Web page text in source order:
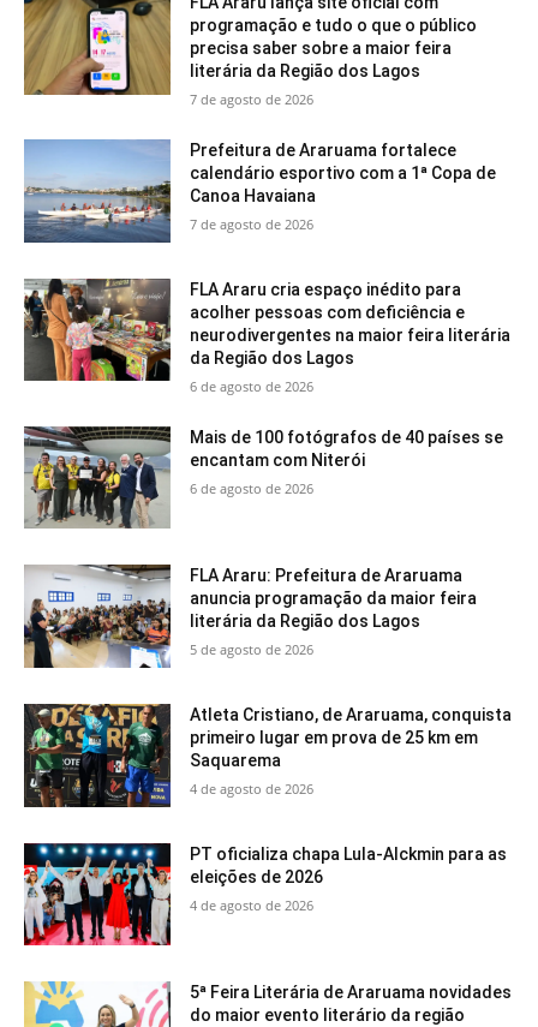
programação e tudo o que o público
precisa saber sobre a maior feira
literária da Região dos Lagos
7 de agosto de 2026
Prefeitura de Araruama fortalece
calendário esportivo com a 1ª Copa de
Canoa Havaiana
7 de agosto de 2026
FLA Araru cria espaço inédito para
acolher pessoas com deficiência e
neurodivergentes na maior feira literária
da Região dos Lagos
6 de agosto de 2026
Mais de 100 fotógrafos de 40 países se
encantam com Niterói
6 de agosto de 2026
FLA Araru: Prefeitura de Araruama
anuncia programação da maior feira
literária da Região dos Lagos
5 de agosto de 2026
Atleta Cristiano, de Araruama, conquista
primeiro lugar em prova de 25 km em
Saquarema
4 de agosto de 2026
PT oficializa chapa Lula-Alckmin para as
eleições de 2026
4 de agosto de 2026
5ª Feira Literária de Araruama novidades
do maior evento literário da região